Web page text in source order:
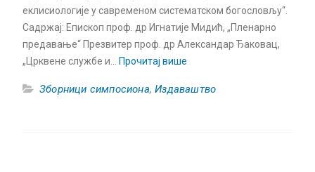
еклисиологије у савременом систематском богословљу“.
Садржај: Eпископ проф. др Игнатије Мидић, „Пленарно
предавање“ Презвитер проф. др Александар Ђаковац,
„Црквене службе и…
Прочитај више
Зборници симпосиона,Издаваштво